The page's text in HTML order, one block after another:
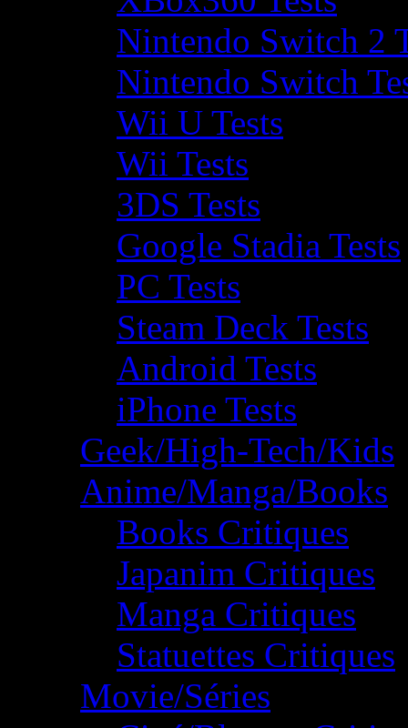
Nintendo Switch 2
Nintendo Switch
Wii U Tests
Wii Tests
3DS Tests
Google Stadia Tests
PC Tests
Steam Deck Tests
Android Tests
iPhone Tests
Geek/High-Tech/Kids
Anime/Manga/Books
Books Critiques
Japanim Critiques
Manga Critiques
Statuettes Critiques
Movie/Séries